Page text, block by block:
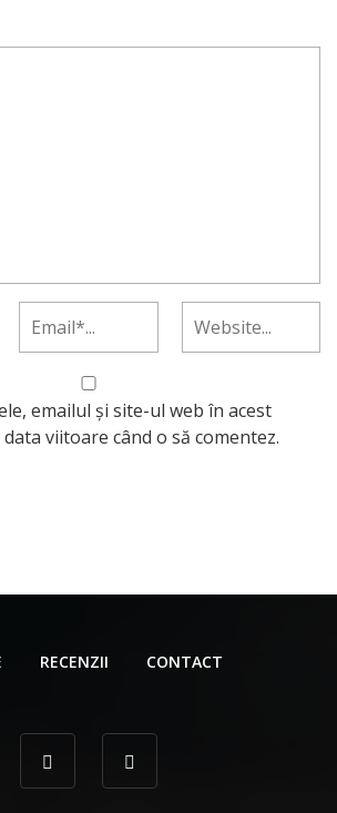
emailul și site-ul web în acest
viitoare când o să comentez.
RECENZII CONTACT